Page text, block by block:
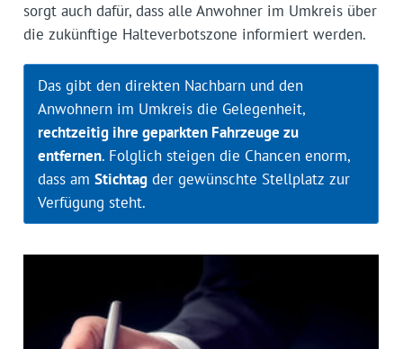
sorgt auch dafür, dass alle Anwohner im Umkreis über
die zukünftige Halteverbotszone informiert werden.
Das gibt den direkten Nachbarn und den
Anwohnern im Umkreis die Gelegenheit,
rechtzeitig ihre geparkten Fahrzeuge zu
entfernen. Folglich steigen die Chancen enorm,
dass am Stichtagder gewünschte Stellplatz zur
Verfügung steht.